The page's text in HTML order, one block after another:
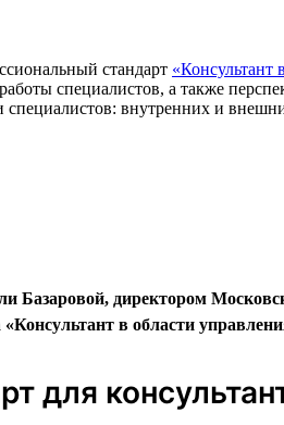
стандарт «Консультант
специалистов, а также
внутренних и
Базаровой, директором
в области
для